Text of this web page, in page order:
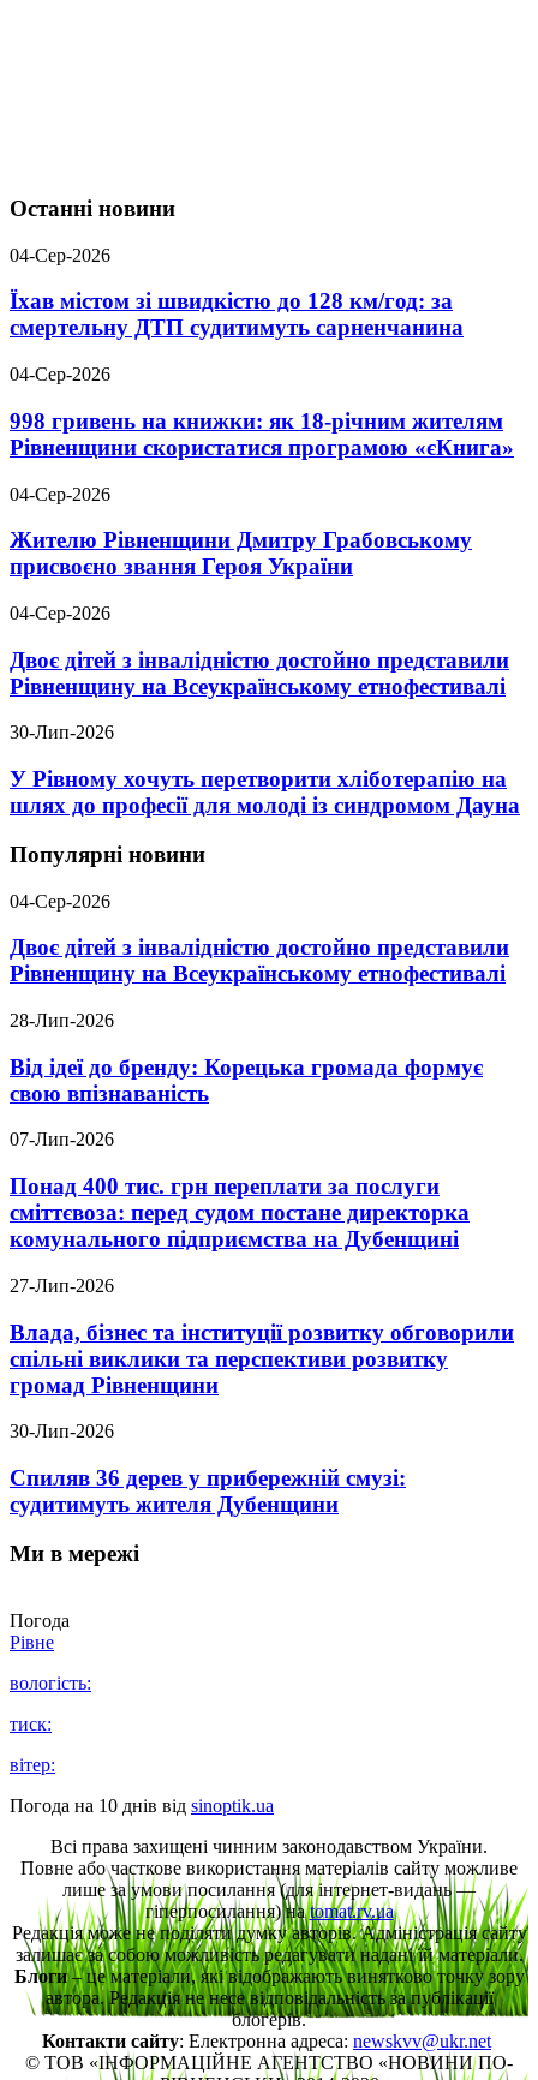
Останні новини
04-Сер-2026
Їхав містом зі швидкістю до 128 км/год: за
смертельну ДТП судитимуть сарненчанина
04-Сер-2026
998 гривень на книжки: як 18-річним жителям
Рівненщини скористатися програмою «єКнига»
04-Сер-2026
Жителю Рівненщини Дмитру Грабовському
присвоєно звання Героя України
04-Сер-2026
Двоє дітей з інвалідністю достойно представили
Рівненщину на Всеукраїнському етнофестивалі
30-Лип-2026
У Рівному хочуть перетворити хліботерапію на
шлях до професії для молоді із синдромом Дауна
Популярні новини
04-Сер-2026
Двоє дітей з інвалідністю достойно представили
Рівненщину на Всеукраїнському етнофестивалі
28-Лип-2026
Від ідеї до бренду: Корецька громада формує
свою впізнаваність
07-Лип-2026
Понад 400 тис. грн переплати за послуги
сміттєвоза: перед судом постане директорка
комунального підприємства на Дубенщині
27-Лип-2026
Влада, бізнес та інституції розвитку обговорили
спільні виклики та перспективи розвитку
громад Рівненщини
30-Лип-2026
Спиляв 36 дерев у прибережній смузі:
судитимуть жителя Дубенщини
Ми в мережі
Погода
Рівне
вологість:
тиск:
вітер:
Погода на 10 днів від sinoptik.ua
Всі права захищені чинним законодавством України.
Повне або часткове використання матеріалів сайту можливе
лише за умови посилання (для інтернет-видань —
гіперпосилання) наtomat.rv.ua
Редакція може не поділяти думку авторів. Адміністрація сайту
залишає за собою можливість редагувати надані їй матеріали.
Блоги– це матеріали, які відображають винятково точку зору
автора. Редакція не несе відповідальність за публікації
блогерів.
Контакти сайту: Електронна адреса: newskvv@ukr.net
© ТОВ «ІНФОРМАЦІЙНЕ АГЕНТСТВО «НОВИНИ ПО-